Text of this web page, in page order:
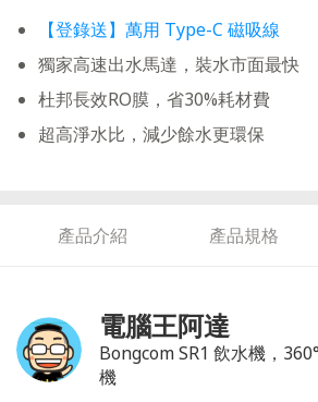
【登錄送】萬用 Type-C 磁吸線
獨家高速出水馬達，裝水市面最快
杜邦長效RO膜，省30%耗材費
超高淨水比，減少餘水更環保
產品介紹 產品規格
電腦王阿達
Bongcom SR1 飲水機，
機